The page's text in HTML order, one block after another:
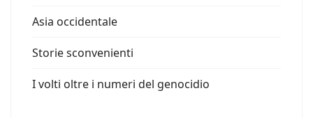
Asia occidentale
Storie sconvenienti
I volti oltre i numeri del genocidio